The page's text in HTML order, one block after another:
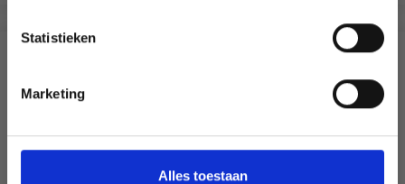
Statistieken
Marketing
Alles toestaan
Wil je liever nieuws ontvangen over onze
Nederlands?